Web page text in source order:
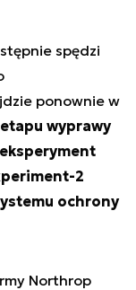
spędzi
ponownie w
wyprawy
2
ochrony
Northrop